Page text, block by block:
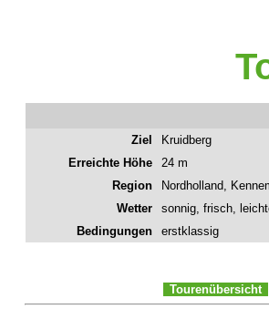
Ziel
Kruidberg
Erreichte Höhe
24 m
Region
Nordholland,
Wetter
sonnig, frisch,
Bedingungen
erstklassig
Tourenübersicht